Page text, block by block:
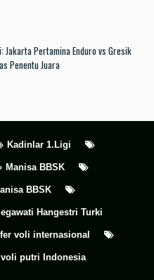
Pertamina Enduro vs Gresik
Penentu Juara
Kadinlar 1.Ligi
Manisa BBSK
BBSK
Hangestri Turki
voli internasional
voli putri Indonesia